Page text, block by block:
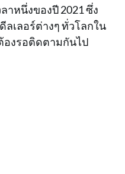
าหนึ่งของปี 2021 ซึ่ง
เลอร์ต่างๆ ทั่วโลกใน
องรอติดตามกันไป